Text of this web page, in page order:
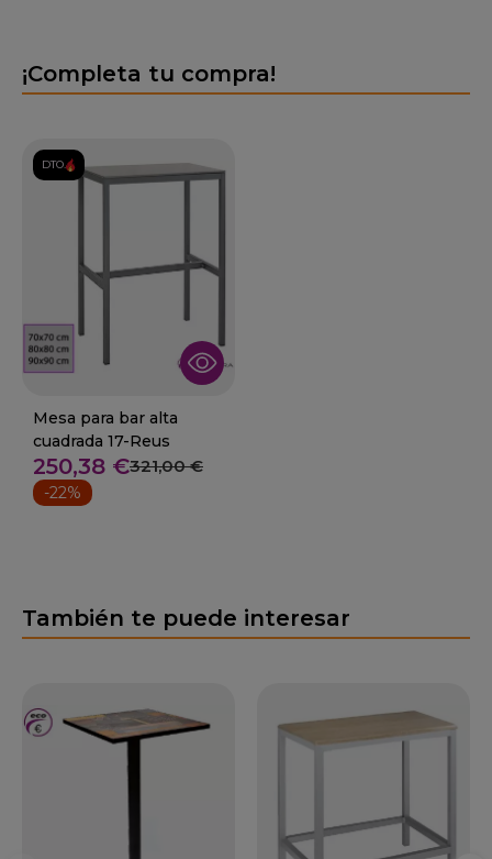
¡Completa tu compra!
DTO.
Mesa para bar alta
cuadrada 17-Reus
250,38 €321,00 €
-22%
También te puede interesar